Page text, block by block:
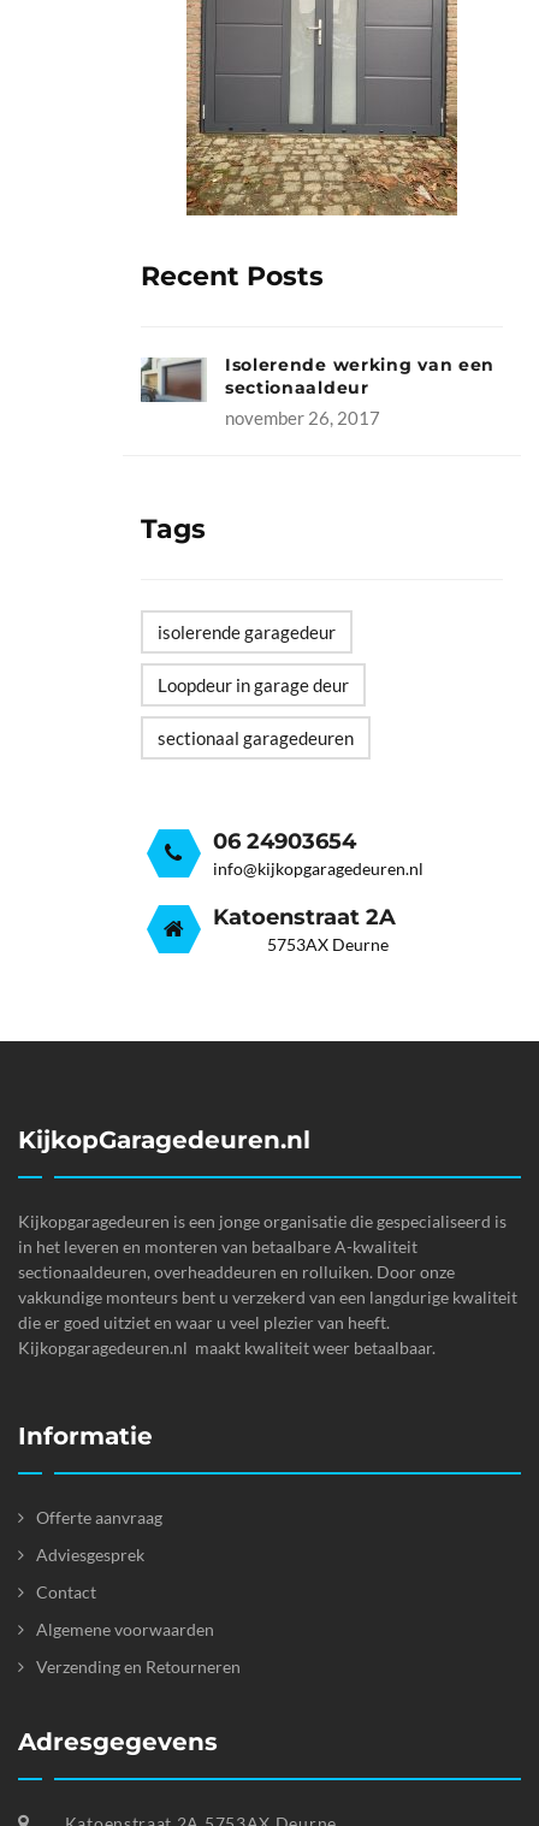
Recent Posts
Isolerende werking van een
sectionaaldeur
november 26, 2017
Tags
isolerende garagedeur
Loopdeur in garage deur
sectionaal garagedeuren
06 24903654
info@kijkopgaragedeuren.nl
Katoenstraat 2A
5753AX Deurne
KijkopGaragedeuren.nl
Kijkopgaragedeuren is een jonge organisatie die gespecialiseerd is
in het leveren en monteren van betaalbare A-kwaliteit
sectionaaldeuren, overheaddeuren en rolluiken. Door onze
vakkundige monteurs bent u verzekerd van een langdurige kwaliteit
die er goed uitziet en waar u veel plezier van heeft.
Kijkopgaragedeuren.nl maakt kwaliteit weer betaalbaar.
Informatie
Offerte aanvraag
Adviesgesprek
Contact
Algemene voorwaarden
Verzending en Retourneren
Adresgegevens